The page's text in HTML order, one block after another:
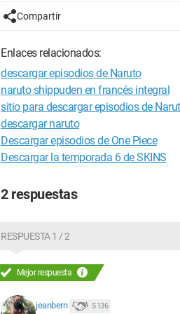
Compartir
Enlaces relacionados:
descargar episodios de Naruto
naruto shippuden en francés integral
sitio para descargar episodios de
descargar naruto
Descargar episodios de One Piece
Descargar la temporada 6 de SKINS
2 respuestas
RESPUESTA 1 / 2
Mejor respuesta
jeanbern 5 136